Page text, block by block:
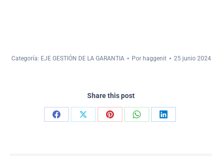
Categoría: EJE GESTIÓN DE LA GARANTIA Por haggenit 25 junio 2024
Share this post